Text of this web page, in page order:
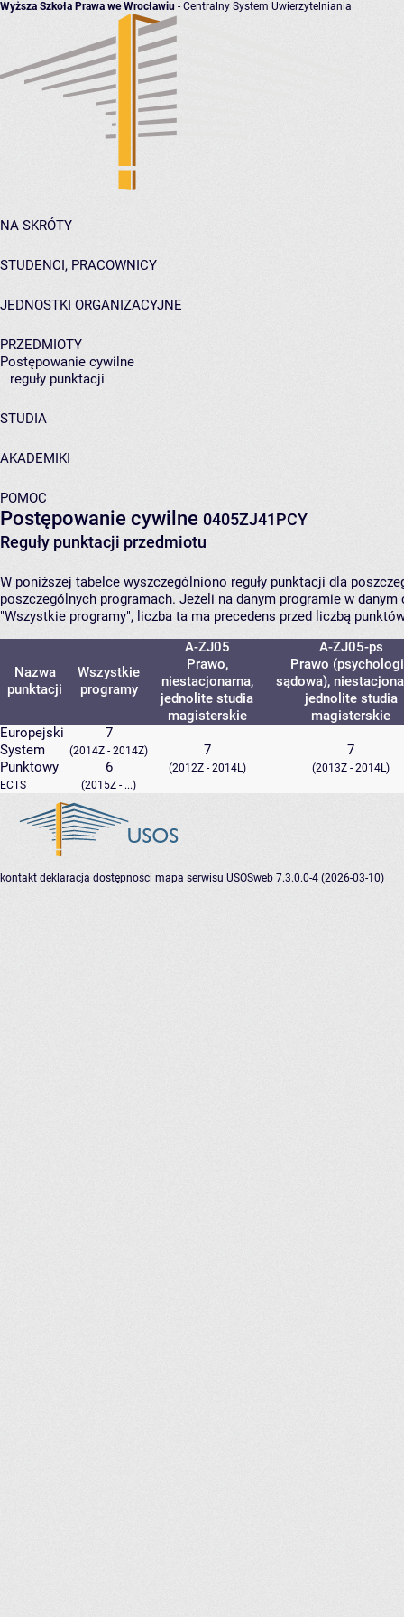
Wyższa Szkoła Prawa we Wrocławiu - Centralny System Uwierzytelniania
NA SKRÓTY
STUDENCI, PRACOWNICY
JEDNOSTKI ORGANIZACYJNE
PRZEDMIOTY
Postępowanie cywilne
reguły punktacji
STUDIA
AKADEMIKI
POMOC
Postępowanie cywilne 0405ZJ41PCY
Reguły punktacji przedmiotu
W poniższej tabelce wyszczególniono reguły punktacji dla
poszczególnych programach. Jeżeli na danym programie w
"Wszystkie programy", liczba ta ma precedens przed liczbą
Nazwa
punktacji
Wszystkie
programy
A-ZJ05
Prawo,
niestacjonarna,
jednolite studia
magisterskie
A-ZJ05-ps
Prawo
sądowa),
jednolite studia
magisterskie
Europejski
System
Punktowy
ECTS
7
(2014Z - 2014Z)
6
(2015Z - ...)
7
(2012Z - 2014L)
7
(2013Z - 2014L)
kontakt deklaracja dostępności mapa serwisu USOSweb 7.3.0.0-4 (2026-03-10)